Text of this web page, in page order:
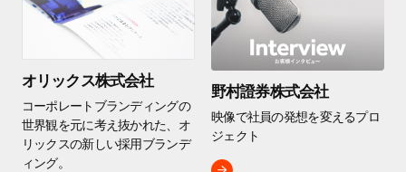
オリックス株式会社
コーポレートブランディングの
世界観を元に考え抜かれた、オ
リックスの新しい採用ブランデ
ィング。
野村證券株式会社
映像で社員の発想を変えるプロ
ジェクト